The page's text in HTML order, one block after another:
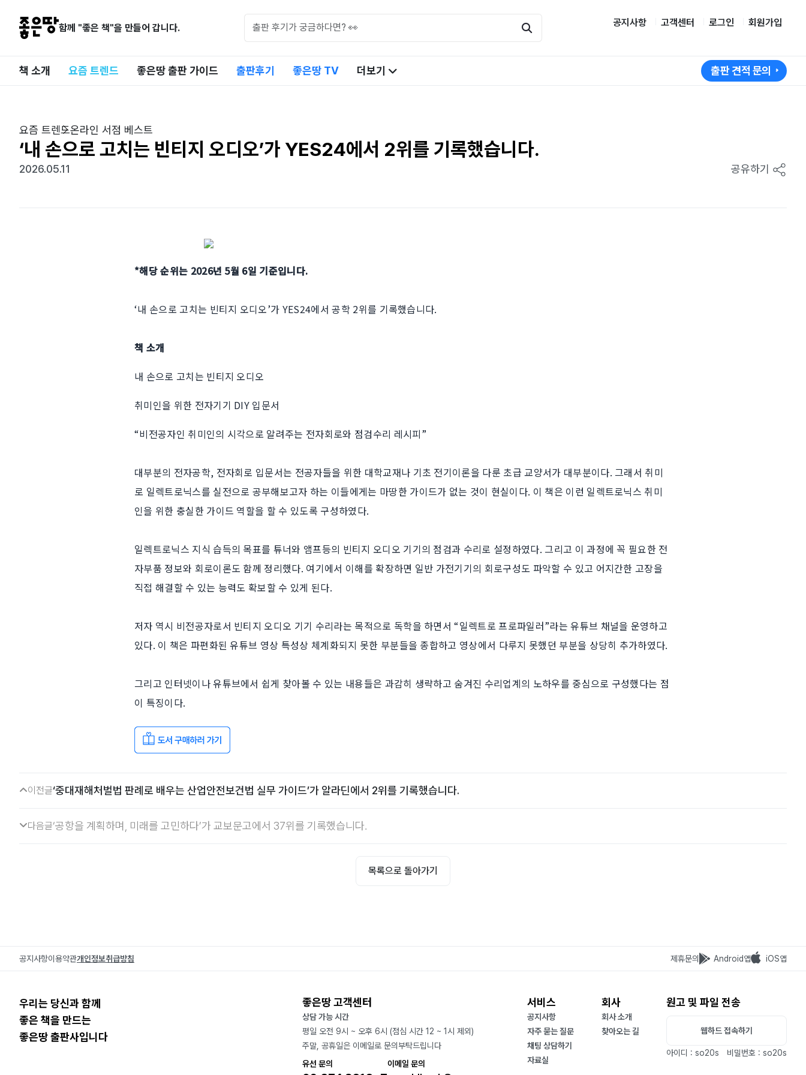
함께 "좋은 책"을 만들어 갑니다. 공지사항 고객센터 로그인 회원가입
책 소개 요즘 트렌드 좋은땅 출판 가이드 출판후기 좋은땅 TV 더보기 출판 견적 문의
요즘 트렌드온라인 서점 베스트
‘내 손으로 고치는 빈티지 오디오’가 YES24에서 2위를 기록했습니다.
2026.05.11 공유하기
*해당 순위는 2026년 5월 6일 기준입니다.
‘내 손으로 고치는 빈티지 오디오’가 YES24에서 공학 2위를 기록했습니다.
책 소개
내 손으로 고치는 빈티지 오디오
취미인을 위한 전자기기 DIY 입문서
“비전공자인 취미인의 시각으로 알려주는 전자회로와 점검수리 레시피”
대부분의 전자공학, 전자회로 입문서는 전공자들을 위한 대학교재나 기초 전기이론을 다룬 초급 교양서가 대부분이다. 그래서 취미
로 일렉트로닉스를 실전으로 공부해보고자 하는 이들에게는 마땅한 가이드가 없는 것이 현실이다. 이 책은 이런 일렉트로닉스 취미
인을 위한 충실한 가이드 역할을 할 수 있도록 구성하였다.
일렉트로닉스 지식 습득의 목표를 튜너와 앰프등의 빈티지 오디오 기기의 점검과 수리로 설정하였다. 그리고 이 과정에 꼭 필요한 전
자부품 정보와 회로이론도 함께 정리했다. 여기에서 이해를 확장하면 일반 가전기기의 회로구성도 파악할 수 있고 어지간한 고장을
직접 해결할 수 있는 능력도 확보할 수 있게 된다.
저자 역시 비전공자로서 빈티지 오디오 기기 수리라는 목적으로 독학을 하면서 “일렉트로 프로파일러”라는 유튜브 채널을 운영하고
있다. 이 책은 파편화된 유튜브 영상 특성상 체계화되지 못한 부분들을 종합하고 영상에서 다루지 못했던 부분을 상당히 추가하였다.
그리고 인터넷이나 유튜브에서 쉽게 찾아볼 수 있는 내용들은 과감히 생략하고 숨겨진 수리업계의 노하우를 중심으로 구성했다는 점
이 특징이다.
이전글‘중대재해처벌법 판례로 배우는 산업안전보건법 실무 가이드’가 알라딘에서 2위를 기록했습니다.
다음글‘공항을 계획하며, 미래를 고민하다’가 교보문고에서 37위를 기록했습니다.
목록으로 돌아가기
공지사항이용약관개인정보취급방침 제휴문의 Android앱 iOS앱
우리는 당신과 함께
좋은 책을 만드는
좋은땅 출판사입니다
좋은땅 고객센터
상담 가능 시간
평일 오전 9시 ~ 오후 6시 (점심 시간 12 ~ 1시 제외)
주말, 공휴일은 이메일로 문의부탁드립니다
유선 문의
이메일 문의
서비스
공지사항
자주 묻는 질문
채팅 상담하기
자료실
회사
회사 소개
찾아오는 길
원고 및 파일 전송
웹하드 접속하기
아이디 : so20s 비밀번호 : so20s